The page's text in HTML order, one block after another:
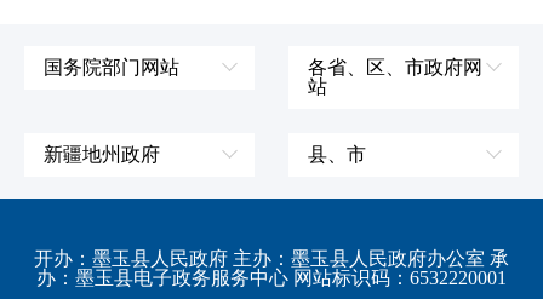
国务院部门网站
国防部
教育部
各省、区、市政府网
站
江苏省
新疆地州政府
伊犁哈萨克自治州
阿勒泰地区
县、市
皮山县
策勒县
开办：墨玉县人民政府 主办：墨玉县人民政府办公室 承
办：墨玉县电子政务服务中心 网站标识码：6532220001